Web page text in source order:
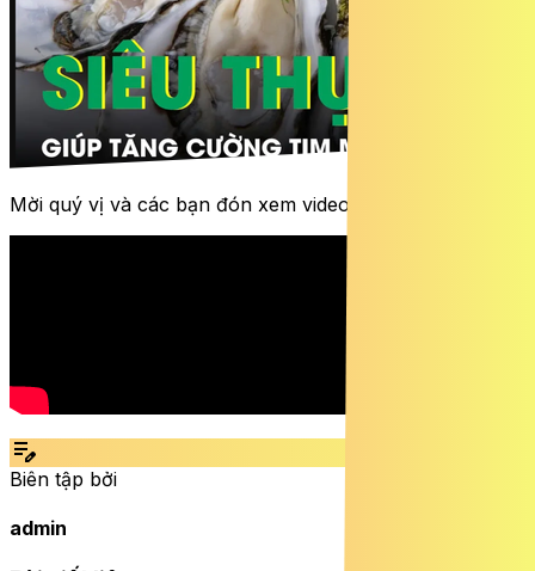
Mời quý vị và các bạn đón xem video dưới đây:
edit_note
Biên tập bởi
admin